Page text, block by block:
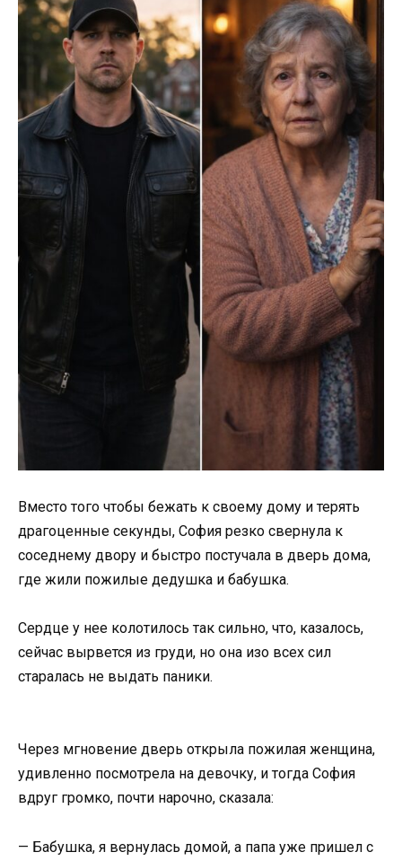
Вместо того чтобы бежать к своему дому и терять
драгоценные секунды, София резко свернула к
соседнему двору и быстро постучала в дверь дома,
где жили пожилые дедушка и бабушка.
Сердце у нее колотилось так сильно, что, казалось,
сейчас вырвется из груди, но она изо всех сил
старалась не выдать паники.
Через мгновение дверь открыла пожилая женщина,
удивленно посмотрела на девочку, и тогда София
вдруг громко, почти нарочно, сказала:
— Бабушка, я вернулась домой, а папа уже пришел с